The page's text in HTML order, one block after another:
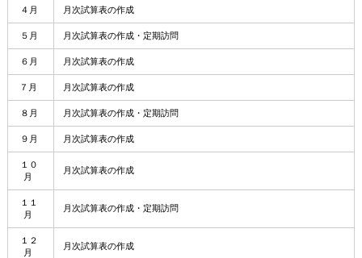
４月 月次試算表の作成
５月 月次試算表の作成・定期訪問
６月 月次試算表の作成
７月 月次試算表の作成
８月 月次試算表の作成・定期訪問
９月 月次試算表の作成
１０
月
月次試算表の作成
１１
月
月次試算表の作成・定期訪問
１２
月
月次試算表の作成